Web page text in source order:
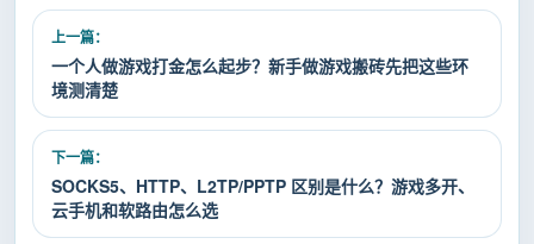
上一篇：
一个人做游戏打金怎么起步？新手做游戏搬砖先把这些环
境测清楚
下一篇：
SOCKS5、HTTP、L2TP/PPTP 区别是什么？游戏多开、
云手机和软路由怎么选